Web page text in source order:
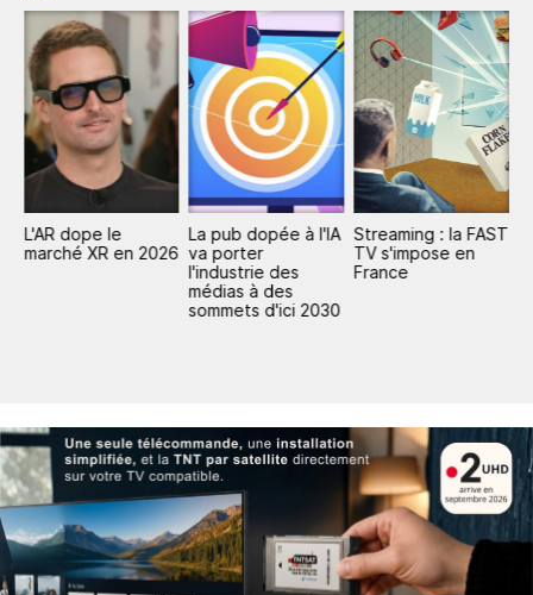
L'AR dope le
marché XR en 2026
La pub dopée à l'IA
va porter
l'industrie des
médias à des
sommets d'ici 2030
Streaming : la FAST
TV s'impose en
France